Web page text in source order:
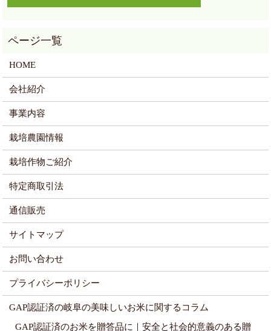
HOME
会社紹介
事業内容
栽培農園情報
栽培作物ご紹介
特定商取引法
通信販売
サイトマップ
お問い合わせ
プライバシーポリシー
GAP認証済の岐阜の美味しいお米に関するコラム
GAP認証済のお米を贈答品に｜安全と社会的意義のある贈